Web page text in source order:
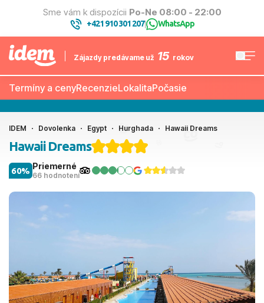
Sme vám k dispozícii Po-Ne 08:00 - 22:00
+421 910 301 207| WhatsApp
Zájazdy predávame už 15 rokov
Termíny a cenyRecenzieLokalitaPočasie
IDEM Dovolenka Egypt Hurghada Hawaii Dreams
Hawaii Dreams
Priemerné
66 hodnotení
60%